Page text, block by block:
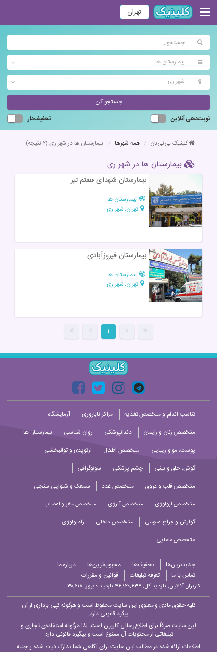
تهران
بیمارستان ها
شهر ری
جستجو کن
نوبت‌دهی آنلاین
تخفیف‌دار
کلینیک نی‌نی‌بان همه شهرها بیمارستان ها در شهر ری (۲ نتیجه)
بیمارستان ها در شهر ری
بیمارستان شهدای هفتم تیر
بیمارستان ها
تهران، شهر ری
بیمارستان فیروزآبادی
بیمارستان ها
تهران، شهر ری
۱
تناسب اندام و متخصص تغذیه مراکز ناباروری
آزمایشگاه
متخصص زنان و زایمان
دندانپزشکی روان شناسی
بیمارستان ها
پوست، مو و زیبایی
متخصص اطفال
ارتوپدی و توانبخشی
گوش، حلق و بینی
چشم پزشکی
سونوگرافی
متخصص قلب و عروق
متخصص غدد
سمعک و شنوایی سنجی
متخصص ارولوژی
متخصص آلرژی
متخصص مغز و اعصاب
گوارش و جراح عمومی
متخصص داخلی
رادیولوژی
متخصص مامایی
جدیدترین‌ها تخفیف‌ها محبوب‌ترین‌ها
درباره ما
تماس با ما
تعرفه تبلیغات
قوانین و مقررات
کاربران آنلاین: بازدید کل: ۴۶,۹۲۰,۶۳۴
بازدید دیروز: ۳۰,۶۱۸
کلیه حقوق مادی و معنوی این سایت محفوظ است و هرگونه کپی برداری از آن
پیگرد قانونی دارد.
این سایت صرفاً برای اطلاع‌رسانی کاربران است. لذا هرگونه استفاده‌ی تجاری و
تبلیغاتی از محتویات آن ممنوع است و پیگیرد قانونی دارد.
اطلاعات ارائه شده در مطالب این سایت برای آگاهی شما تدارک دیده شده و جنبه